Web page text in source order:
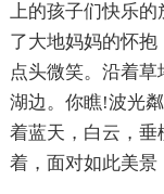
上的孩子们快乐的
了大地妈妈的怀抱
点头微笑。沿着
湖边。你瞧!波光
着蓝天，白云，
着，面对如此美景